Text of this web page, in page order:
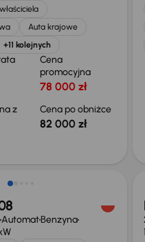
Auta krajowe
+11 kolejnych
Cena
promocyjna
78 000 zł
z
Cena po obniżce
82 000 zł
zł
AutomatBenzyna